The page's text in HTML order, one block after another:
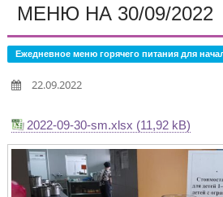
МЕНЮ НА 30/09/2022
Ежедневное меню горячего питания для
22.09.2022
2022-09-30-sm.xlsx